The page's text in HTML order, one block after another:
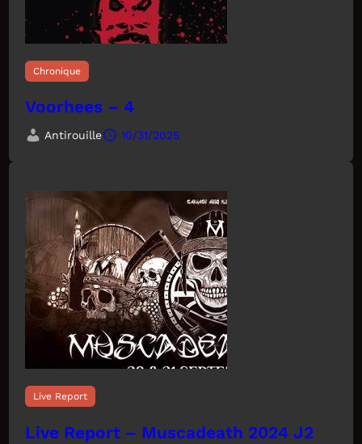
Chronique
Voorhees – 4
Antirouille 10/31/2025
Live Report
Live Report – Muscadeath 2024 J2